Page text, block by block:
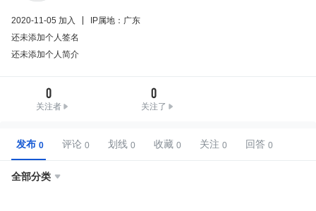
2020-11-05 加入
IP属地：广东
还未添加个人签名
还未添加个人简介
0
关注者
0
关注了
发布 评论 划线 收藏 关注 回答
全部分类 